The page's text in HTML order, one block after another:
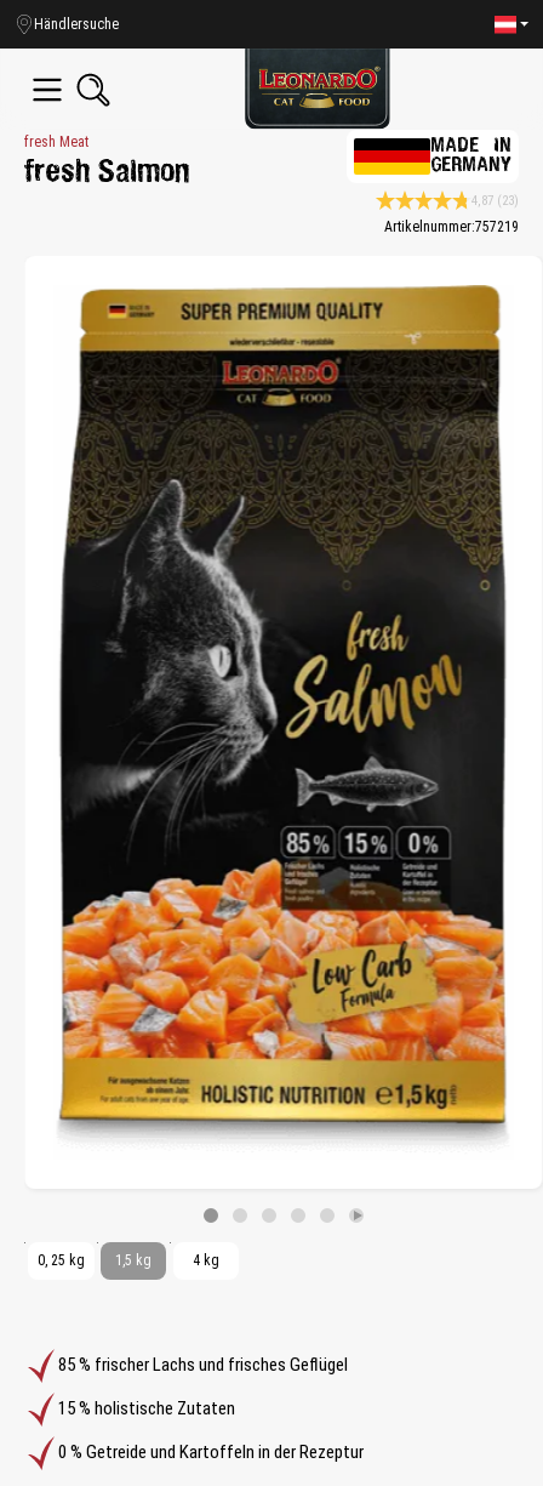
springen
Händlersuche
fresh Meat
fresh Salmon
MADE IN
GERMANY
Durchschnittliche
4,87 (23)
Artikelnummer:757219
85 % frischer Lachs und frisches Geflügel
15 % holistische Zutaten
0 % Getreide und Kartoffeln in der Rezeptur
0, 25 kg 1,5 kg 4 kg